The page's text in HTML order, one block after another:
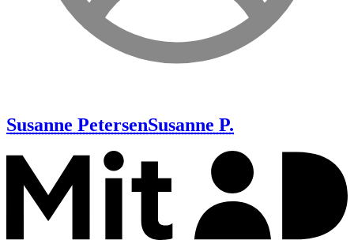
Susanne PetersenSusanne P.